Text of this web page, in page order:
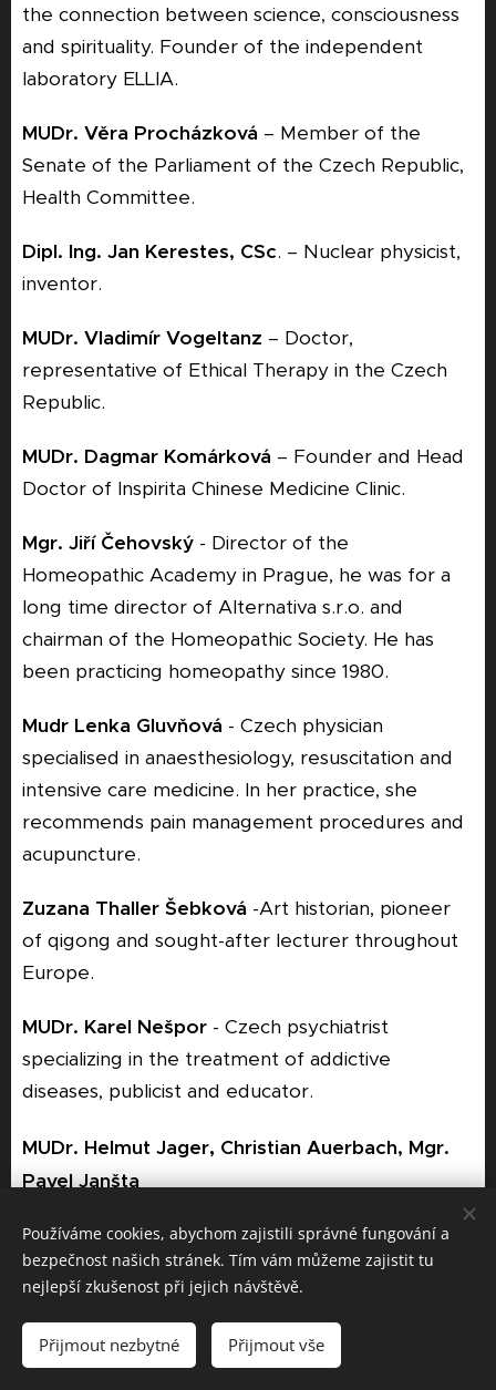
the connection between science, consciousness
and spirituality. Founder of the independent
laboratory ELLIA.
MUDr. Věra Procházková – Member of the
Senate of the Parliament of the Czech Republic,
Health Committee.
Dipl. Ing. Jan Kerestes, CSc. – Nuclear physicist,
inventor.
MUDr. Vladimír Vogeltanz – Doctor,
representative of Ethical Therapy in the Czech
Republic.
MUDr. Dagmar Komárková – Founder and Head
Doctor of Inspirita Chinese Medicine Clinic.
Mgr. Jiří Čehovský - Director of the
Homeopathic Academy in Prague, he was for a
long time director of Alternativa s.r.o. and
chairman of the Homeopathic Society. He has
been practicing homeopathy since 1980.
Mudr Lenka Gluvňová - Czech physician
specialised in anaesthesiology, resuscitation and
intensive care medicine. In her practice, she
recommends pain management procedures and
acupuncture.
Zuzana Thaller Šebková -Art historian, pioneer
of qigong and sought-after lecturer throughout
Europe.
MUDr. Karel Nešpor - Czech psychiatrist
specializing in the treatment of addictive
diseases, publicist and educator.
MUDr. Helmut Jager, Christian Auerbach, Mgr.
Pavel Janšta
Therapists of Chinese Image Medicine:
Tanya Pomazkina
Ekaterina Crilova, Jevgenij
Používáme cookies, abychom zajistili správné fungování a
bezpečnost našich stránek. Tím vám můžeme zajistit tu
nejlepší zkušenost při jejich návštěvě.
Přijmout nezbytné Přijmout vše